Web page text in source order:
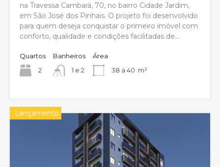
na Travessa Cambará, 70, no bairro Cidade Jardim,
em São José dos Pinhais. O projeto foi desenvolvido
para quem deseja conquistar o primeiro imóvel com
conforto, qualidade e condições facilitadas de...
Quartos
2
Banheiros
1 e 2
Área
38 a 40 m²
Lançamento